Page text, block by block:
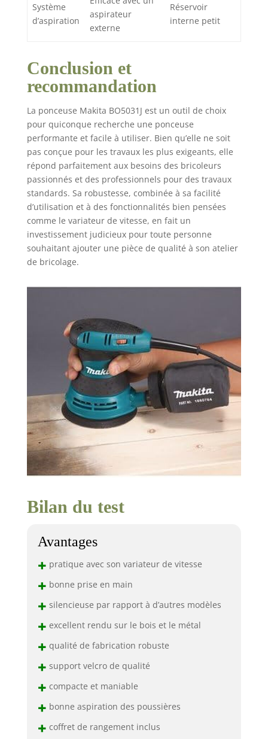
Système
d’aspiration
aspirateur
externe
Réservoir
interne petit
Conclusion et
recommandation
La ponceuse Makita BO5031J est un outil de choix
pour quiconque recherche une ponceuse
performante et facile à utiliser. Bien qu’elle ne soit
pas conçue pour les travaux les plus exigeants, elle
répond parfaitement aux besoins des bricoleurs
passionnés et des professionnels pour des travaux
standards. Sa robustesse, combinée à sa facilité
d’utilisation et à des fonctionnalités bien pensées
comme le variateur de vitesse, en fait un
investissement judicieux pour toute personne
souhaitant ajouter une pièce de qualité à son atelier
de bricolage.
Bilan du test
Avantages
+ pratique avec son variateur de vitesse
+ bonne prise en main
+ silencieuse par rapport à d’autres modèles
+ excellent rendu sur le bois et le métal
+ qualité de fabrication robuste
+ support velcro de qualité
+ compacte et maniable
+ bonne aspiration des poussières
+ coffret de rangement inclus